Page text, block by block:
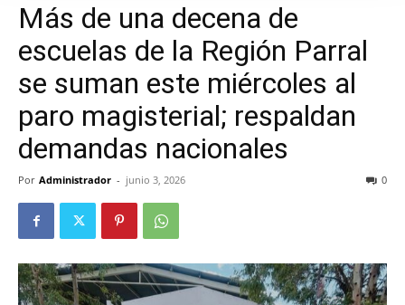
Más de una decena de
escuelas de la Región Parral
se suman este miércoles al
paro magisterial; respaldan
demandas nacionales
Por Administrador - junio 3, 2026 0